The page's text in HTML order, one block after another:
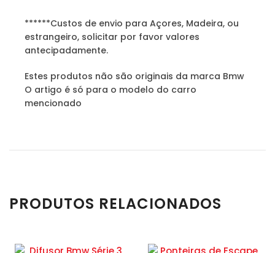
******Custos de envio para Açores, Madeira, ou
estrangeiro, solicitar por favor valores
antecipadamente.
Estes produtos não são originais da marca Bmw
O artigo é só para o modelo do carro
mencionado
PRODUTOS RELACIONADOS